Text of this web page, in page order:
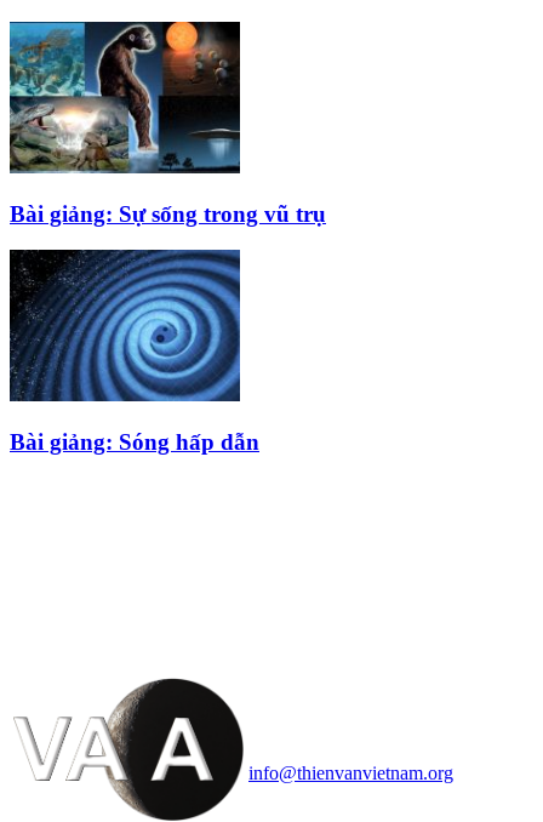
Bài giảng: Sự sống trong vũ trụ
Bài giảng: Sóng hấp dẫn
info@thienvanvietnam.org